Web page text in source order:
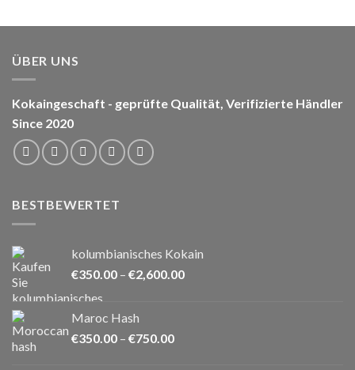
ÜBER UNS
Kokaingeschaft - geprüfte Qualität, Verifizierte Händler
Since 2020
BESTBEWERTET
kolumbianisches Kokain
€350.00 – €2,600.00Preisspanne:
Maroc Hash
€350.00 – €750.00Preisspanne: